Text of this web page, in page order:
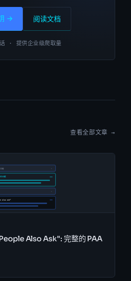
→ 阅读文档
· 提供企业级爬取量
查看全部文章 →
Also Ask": 完整的 PAA